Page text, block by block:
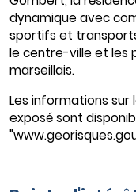
dynamique avec
sportifs et
le centre-ville et les
marseillais.
Les informations sur
exposé sont